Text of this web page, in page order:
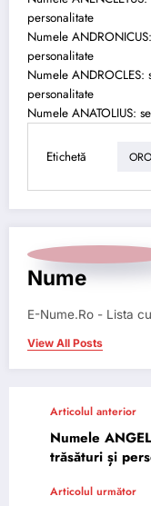
personalitate
Numele
personalitate
Numele
personalitate
Numele ANATOLIUS:
Etichetă
Nume
E-Nume.Ro - Lista
View All Posts
Articolul anterior
Numele
trăsături și
Articolul următor